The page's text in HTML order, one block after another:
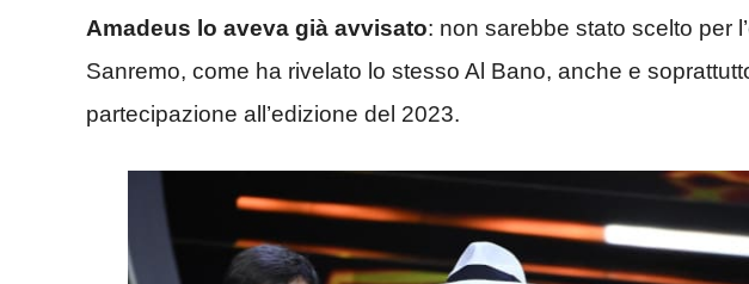
Amadeus lo aveva già avvisato: non sarebbe stato scelto per
Sanremo, come ha rivelato lo stesso Al Bano, anche e
partecipazione all’edizione del 2023.